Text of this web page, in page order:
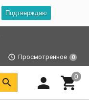
Подтверждаю
Просмотренное 0